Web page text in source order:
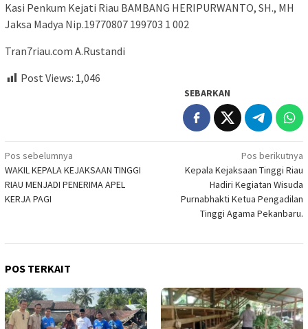
Kasi Penkum Kejati Riau BAMBANG HERIPURWANTO, SH., MH
Jaksa Madya Nip.19770807 199703 1 002
Tran7riau.com A.Rustandi
Post Views: 1,046
SEBARKAN
Navigasi
pos
Pos sebelumnya
WAKIL KEPALA KEJAKSAAN TINGGI
RIAU MENJADI PENERIMA APEL
KERJA PAGI
Pos berikutnya
Kepala Kejaksaan Tinggi Riau
Hadiri Kegiatan Wisuda
Purnabhakti Ketua Pengadilan
Tinggi Agama Pekanbaru.
POS TERKAIT